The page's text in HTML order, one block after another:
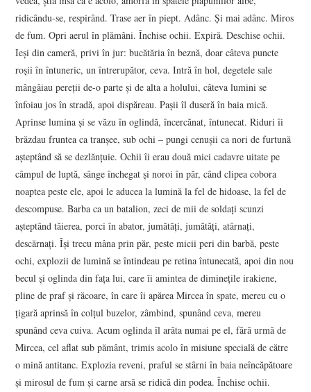
ridicându-se, respirând. Trase aer în piept. Adânc. Şi mai adânc. Miros
de fum. Opri aerul în plămâni. Închise ochii. Expiră. Deschise ochii.
Ieşi din cameră, privi în jur: bucătăria în beznă, doar câteva puncte
roşii în întuneric, un întrerupător, ceva. Intră în hol, degetele sale
mângâiau pereţii de-o parte şi de alta a holului, câteva lumini se
înfoiau jos în stradă, apoi dispăreau. Paşii îl duseră în baia mică.
Aprinse lumina şi se văzu în oglindă, încercănat, întunecat. Riduri îi
brăzdau fruntea ca tranşee, sub ochi – pungi cenuşii ca nori de furtună
aşteptând să se dezlănţuie. Ochii îi erau două mici cadavre uitate pe
câmpul de luptă, sânge închegat şi noroi în păr, când clipea cobora
noaptea peste ele, apoi le aducea la lumină la fel de hidoase, la fel de
descompuse. Barba ca un batalion, zeci de mii de soldaţi scunzi
aşteptând tăierea, porci în abator, jumătăţi, jumătăţi, atârnaţi,
descărnaţi. Îşi trecu mâna prin păr, peste micii peri din barbă, peste
ochi, explozii de lumină se întindeau pe retina întunecată, apoi din nou
becul şi oglinda din faţa lui, care îi amintea de dimineţile irakiene,
pline de praf şi răcoare, în care îi apărea Mircea în spate, mereu cu o
ţigară aprinsă în colţul buzelor, zâmbind, spunând ceva, mereu
spunând ceva cuiva. Acum oglinda îl arăta numai pe el, fără urmă de
Mircea, cel aflat sub pământ, trimis acolo în misiune specială de către
o mină antitanc. Explozia reveni, praful se stârni în baia neîncăpătoare
şi mirosul de fum şi carne arsă se ridică din podea. Închise ochii.